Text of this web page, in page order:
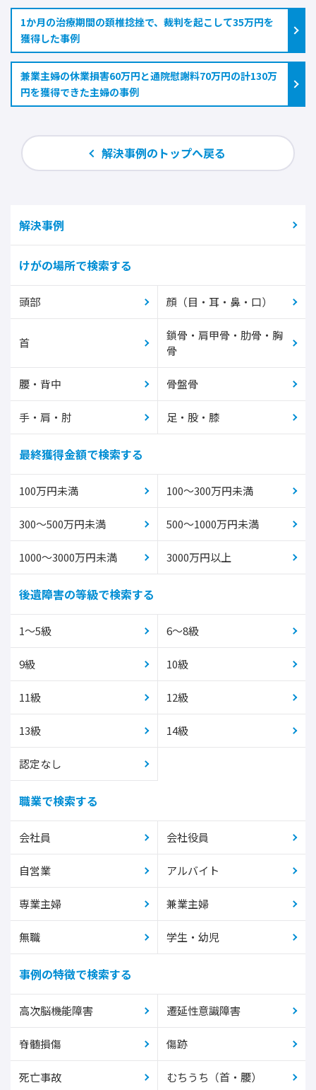
1か月の治療期間の頚椎捻挫で、裁判を起こして35万円を
獲得した事例
兼業主婦の休業損害60万円と通院慰謝料70万円の計130万
円を獲得できた主婦の事例
解決事例のトップへ戻る
解決事例
けがの場所で検索する
頭部 顔（目・耳・鼻・口）
首
鎖骨・肩甲骨・肋骨・胸
骨
腰・背中 骨盤骨
手・肩・肘 足・股・膝
最終獲得金額で検索する
100万円未満 100～300万円未満
300～500万円未満 500～1000万円未満
1000～3000万円未満 3000万円以上
後遺障害の等級で検索する
1～5級 6～8級
9級 10級
11級 12級
13級 14級
認定なし
職業で検索する
会社員 会社役員
自営業 アルバイト
専業主婦 兼業主婦
無職 学生・幼児
事例の特徴で検索する
高次脳機能障害 遷延性意識障害
脊髄損傷 傷跡
死亡事故 むちうち（首・腰）